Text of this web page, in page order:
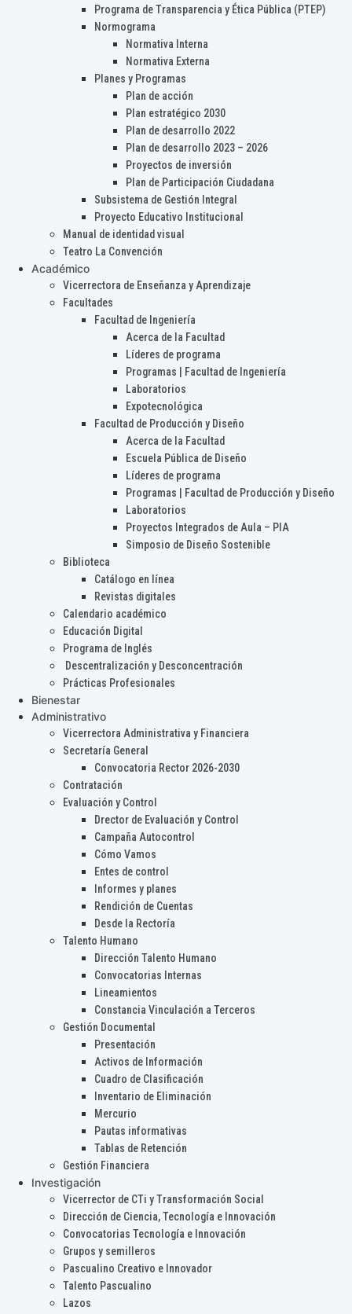
Programa de Transparencia y Ética Pública (PTEP)
Normograma
Normativa Interna
Normativa Externa
Planes y Programas
Plan de acción
Plan estratégico 2030
Plan de desarrollo 2022
Plan de desarrollo 2023 – 2026
Proyectos de inversión
Plan de Participación Ciudadana
Subsistema de Gestión Integral
Proyecto Educativo Institucional
Manual de identidad visual
Teatro La Convención
Académico
Vicerrectora de Enseñanza y Aprendizaje
Facultades
Facultad de Ingeniería
Acerca de la Facultad
Líderes de programa
Programas | Facultad de Ingeniería
Laboratorios
Expotecnológica
Facultad de Producción y Diseño
Acerca de la Facultad
Escuela Pública de Diseño
Líderes de programa
Programas | Facultad de Producción y Diseño
Laboratorios
Proyectos Integrados de Aula – PIA
Simposio de Diseño Sostenible
Biblioteca
Catálogo en línea
Revistas digitales
Calendario académico
Educación Digital
Programa de Inglés
Descentralización y Desconcentración
Prácticas Profesionales
Bienestar
Administrativo
Vicerrectora Administrativa y Financiera
Secretaría General
Convocatoria Rector 2026-2030
Contratación
Evaluación y Control
Drector de Evaluación y Control
Campaña Autocontrol
Cómo Vamos
Entes de control
Informes y planes
Rendición de Cuentas
Desde la Rectoría
Talento Humano
Dirección Talento Humano
Convocatorias Internas
Lineamientos
Constancia Vinculación a Terceros
Gestión Documental
Presentación
Activos de Información
Cuadro de Clasificación
Inventario de Eliminación
Mercurio
Pautas informativas
Tablas de Retención
Gestión Financiera
Investigación
Vicerrector de CTi y Transformación Social
Dirección de Ciencia, Tecnología e Innovación
Convocatorias Tecnología e Innovación
Grupos y semilleros
Pascualino Creativo e Innovador
Talento Pascualino
Lazos